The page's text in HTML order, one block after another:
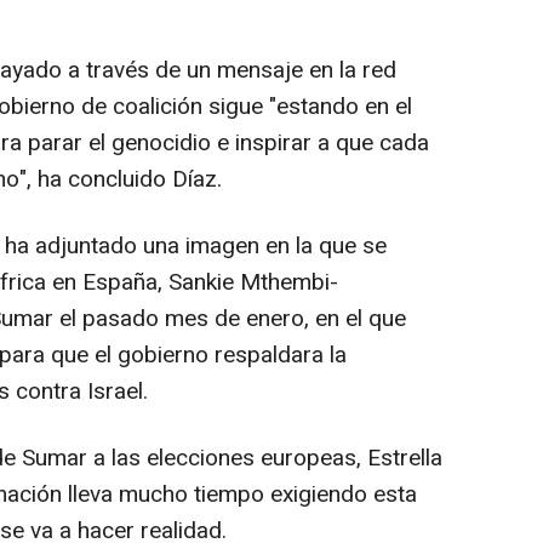
a través de un mensaje en la red
de coalición sigue "estando en el
parar el genocidio e inspirar a que cada
ha concluido Díaz.
adjuntado una imagen en la que se
en España, Sankie Mthembi-
el pasado mes de enero, en el que
que el gobierno respaldara la
contra Israel.
Sumar a las elecciones europeas, Estrella
lleva mucho tiempo exigiendo esta
va a hacer realidad.